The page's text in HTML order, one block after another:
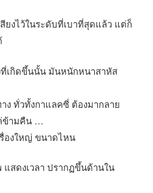
ยงไว้ในระดับที่เบาที่สุดแล้ว แต่ก็
ที่เกิดขึ้นนั้น มันหนักหนาสาหัส
ทั่วทั้งกาแลคซี่ ต้องมากลาย
ข้ามคืน …
องใหญ่ ขนาดไหน
แสดงเวลา ปรากฏขึ้นด้านใน